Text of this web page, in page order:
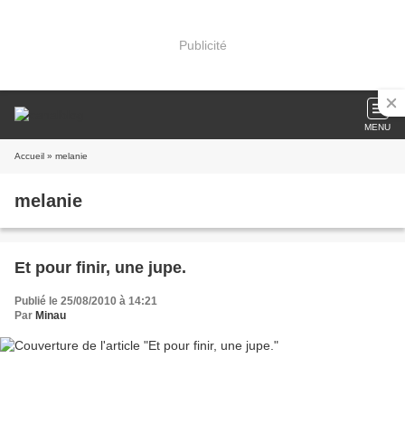
Publicité
MENU
Accueil » melanie
melanie
Et pour finir, une jupe.
Publié le 25/08/2010 à 14:21
Par Minau